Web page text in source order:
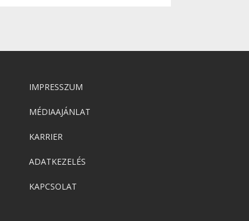
IMPRESSZUM
MÉDIAAJÁNLAT
KARRIER
ADATKEZELÉS
KAPCSOLAT